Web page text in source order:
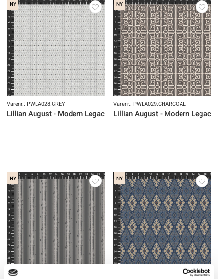
NY
Varenr.: PWLA028.GREY
Lillian August - Modern Legacy
NY
Varenr.: PWLA029.CHARCOAL
Lillian August - Modern Legacy
NY NY